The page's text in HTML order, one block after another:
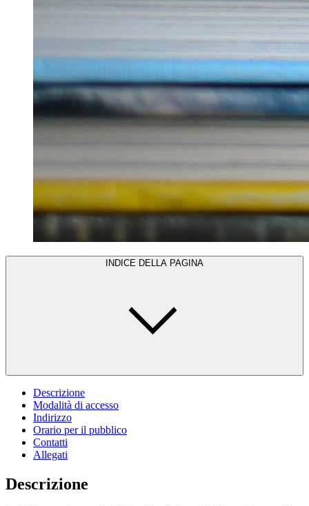
INDICE DELLA PAGINA
Descrizione
Modalità di accesso
Indirizzo
Orario per il pubblico
Contatti
Allegati
Descrizione